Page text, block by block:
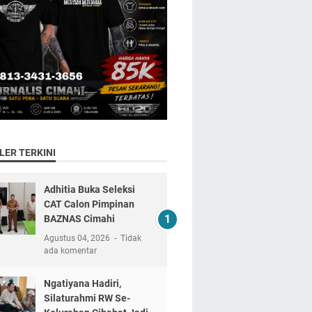
TERKINI
Adhitia Buka Seleksi
CAT Calon Pimpinan
BAZNAS Cimahi
Agustus 04, 2026
Tidak
ada komentar
Ngatiyana Hadiri,
Silaturahmi RW Se-